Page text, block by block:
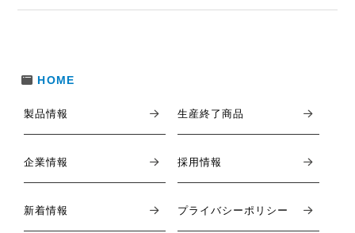
HOME
製品情報 生産終了商品
企業情報 採用情報
新着情報 プライバシーポリシー